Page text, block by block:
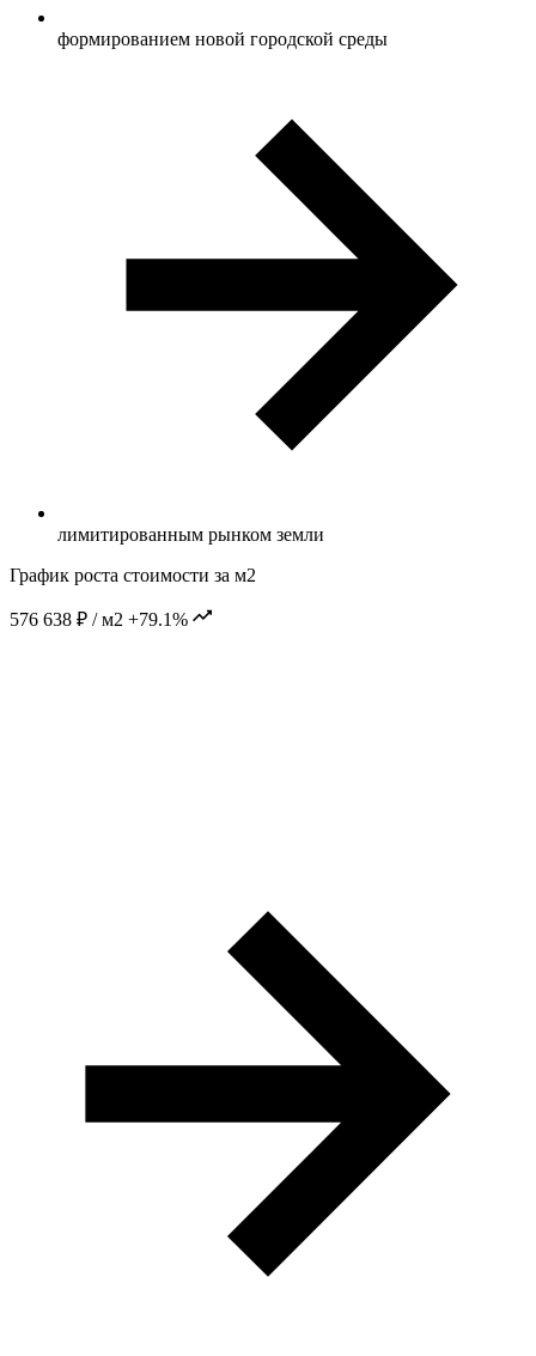
формированием новой городской среды
лимитированным рынком земли
График роста стоимости за м2
576 638 ₽ / м2 +79.1%